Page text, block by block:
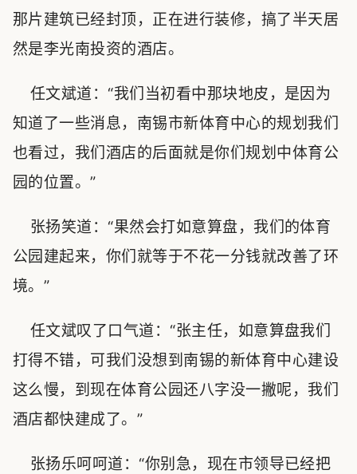
那片建筑已经封顶，正在进行装修，搞了半天居
然是李光南投资的酒店。
任文斌道：“我们当初看中那块地皮，是因为
知道了一些消息，南锡市新体育中心的规划我们
也看过，我们酒店的后面就是你们规划中体育公
园的位置。”
张扬笑道：“果然会打如意算盘，我们的体育
公园建起来，你们就等于不花一分钱就改善了环
境。”
任文斌叹了口气道：“张主任，如意算盘我们
打得不错，可我们没想到南锡的新体育中心建设
这么慢，到现在体育公园还八字没一撇呢，我们
酒店都快建成了。”
张扬乐呵呵道：“你别急，现在市领导已经把